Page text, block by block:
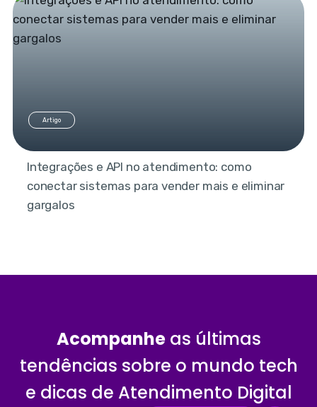
Artigo
Integrações e API no atendimento: como
conectar sistemas para vender mais e eliminar
gargalos
Acompanheas últimas
tendências sobre o mundo tech
e dicas de Atendimento Digital